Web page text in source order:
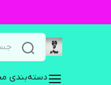
دسته‌بندی